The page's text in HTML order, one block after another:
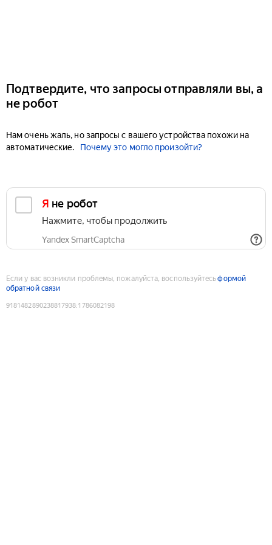
Подтвердите, что запросы отправляли вы, а
не робот
Нам очень жаль, но запросы с вашего устройства похожи на
автоматические.
Почему это могло произойти?
Я не робот
Нажмите, чтобы продолжить
Yandex SmartCaptcha
Если у вас возникли проблемы, пожалуйста, воспользуйтесьформой
обратной связи
9181482890238817938:1786082198